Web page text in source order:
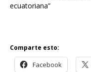
ecuatoriana”
Comparte esto:
Facebook